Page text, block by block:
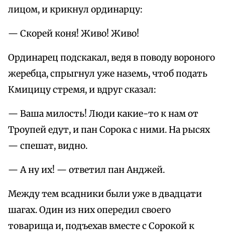
лицом, и крикнул ординарцу:
— Скорей коня! Живо! Живо!
Ординарец подскакал, ведя в поводу вороного
жеребца, спрыгнул уже наземь, чтоб подать
Кмицицу стремя, и вдруг сказал:
— Ваша милость! Люди какие-то к нам от
Троупей едут, и пан Сорока с ними. На рысях
— спешат, видно.
— А ну их! — ответил пан Анджей.
Между тем всадники были уже в двадцати
шагах. Один из них опередил своего
товарища и, подъехав вместе с Сорокой к